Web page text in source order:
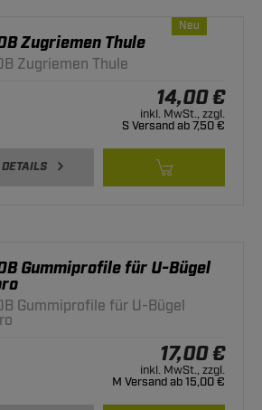
Neu
Zugriemen Thule
Zugriemen Thule
14,00 €
inkl. MwSt., zzgl.
S Versand ab 7,50 €
DETAILS
Gummiprofile für U-Bügel
Gummiprofile für U-Bügel
17,00 €
inkl. MwSt., zzgl.
M Versand ab 15,00 €